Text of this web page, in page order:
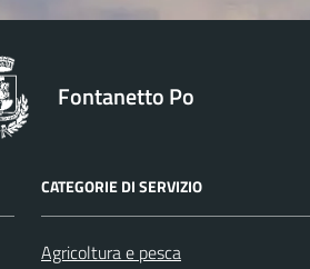
Fontanetto Po
CATEGORIE DI SERVIZIO
Agricoltura e pesca